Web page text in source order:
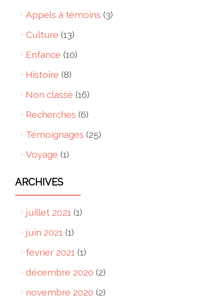
Appels à témoins (3)
Culture (13)
Enfance (10)
Histoire (8)
Non classé (16)
Recherches (6)
Témoignages (25)
Voyage (1)
ARCHIVES
juillet 2021 (1)
juin 2021 (1)
février 2021 (1)
décembre 2020 (2)
novembre 2020 (2)